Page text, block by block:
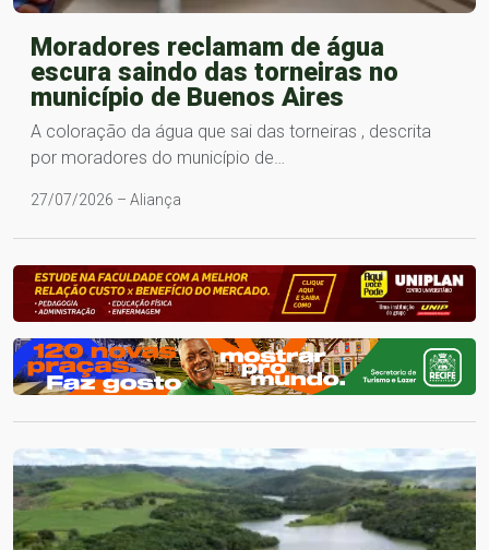
Moradores reclamam de água
escura saindo das torneiras no
município de Buenos Aires
A coloração da água que sai das torneiras , descrita
por moradores do município de…
27/07/2026 – Aliança